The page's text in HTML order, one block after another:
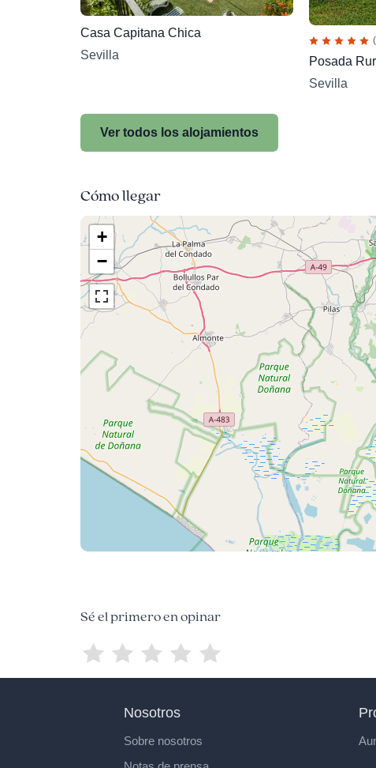
Casa Capitana Chica
Sevilla
Posada
Sevilla
Ver todos los alojamientos
Cómo llegar
+
−
Sé el primero en opinar
Nosotros
Sobre nosotros